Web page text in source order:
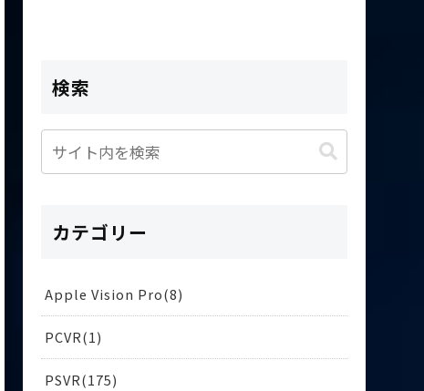
検索
カテゴリー
Apple Vision Pro 8
PCVR 1
PSVR 175